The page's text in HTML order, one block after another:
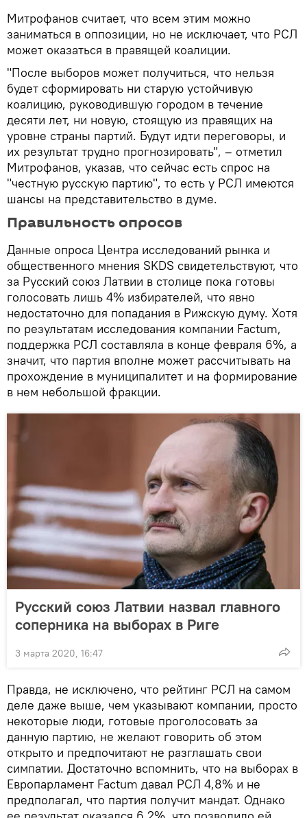
Митрофанов считает, что всем этим можно
заниматься в оппозиции, но не исключает, что РСЛ
может оказаться в правящей коалиции.
"После выборов может получиться, что нельзя
будет сформировать ни старую устойчивую
коалицию, руководившую городом в течение
десяти лет, ни новую, стоящую из правящих на
уровне страны партий. Будут идти переговоры, и
их результат трудно прогнозировать", – отметил
Митрофанов, указав, что сейчас есть спрос на
"честную русскую партию", то есть у РСЛ имеются
шансы на представительство в думе.
Правильность опросов
Данные опроса Центра исследований рынка и
общественного мнения SKDS свидетельствуют, что
за Русский союз Латвии в столице пока готовы
голосовать лишь 4% избирателей, что явно
недостаточно для попадания в Рижскую думу. Хотя
по результатам исследования компании Factum,
поддержка РСЛ составляла в конце февраля 6%, а
значит, что партия вполне может рассчитывать на
прохождение в муниципалитет и на формирование
в нем небольшой фракции.
Русский союз Латвии назвал главного
соперника на выборах в Риге
3 марта 2020, 16:47
Правда, не исключено, что рейтинг РСЛ на самом
деле даже выше, чем указывают компании, просто
некоторые люди, готовые проголосовать за
данную партию, не желают говорить об этом
открыто и предпочитают не разглашать свои
симпатии. Достаточно вспомнить, что на выборах в
Европарламент Factum давал РСЛ 4,8% и не
предполагал, что партия получит мандат. Однако